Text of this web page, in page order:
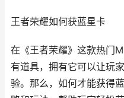
王者荣耀如何获蓝星卡
在《王者荣耀》这款热门
有道具，拥有它可以让玩
验。那么，如何才能获得